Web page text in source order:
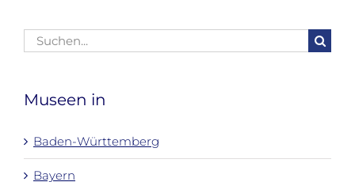
Suche
nach:
Museen in
Baden-Württemberg
Bayern